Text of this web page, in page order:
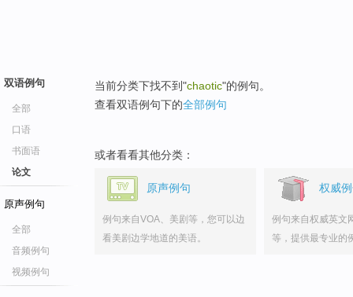
双语例句
全部
口语
书面语
论文
原声例句
全部
音频例句
视频例句
当前分类下找不到"chaotic"的例句。
查看双语例句下的全部例句
或者看看其他分类：
原声例句
例句来自VOA、美剧等，您可以边
看美剧边学地道的美语。
权威
例句来自权威英文
等，提供最专业的